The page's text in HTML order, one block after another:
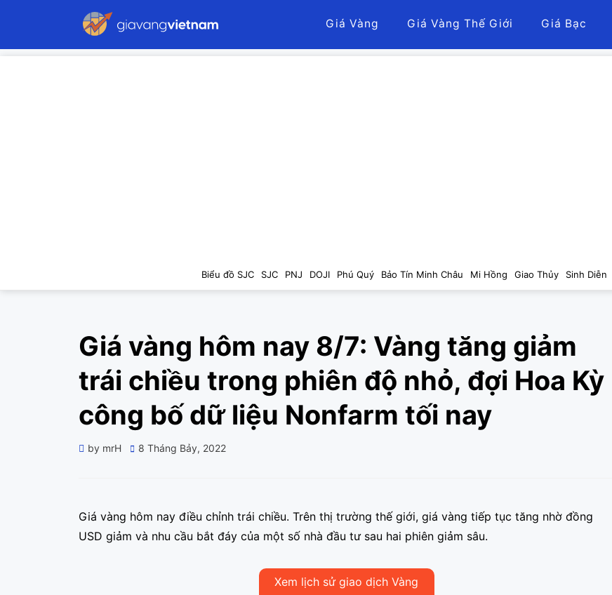
Giá Vàng Giá Vàng Thế Giới Giá Bạc
Biểu đồ SJC SJC PNJ DOJI Phú Quý Bảo Tín Minh Châu Mi Hồng Giao Thủy Sinh Diễn
Giá vàng hôm nay 8/7: Vàng tăng giảm
trái chiều trong phiên độ nhỏ, đợi Hoa Kỳ
công bố dữ liệu Nonfarm tối nay
by mrH
Posted
8 Tháng Bảy, 2022
Giá vàng hôm nay điều chỉnh trái chiều. Trên thị trường thế giới, giá vàng tiếp tục tăng nhờ đồng
USD giảm và nhu cầu bắt đáy của một số nhà đầu tư sau hai phiên giảm sâu.
Xem lịch sử giao dịch Vàng